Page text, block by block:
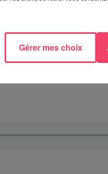
donc il ne faut surtout pas
offre de soins et on le
l'État se saisisse de ce
et on va droit dans le
Gérer mes choix